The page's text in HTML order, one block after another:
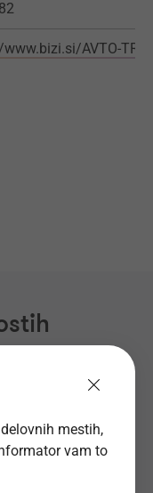
AVTO-
mestih,
vam to